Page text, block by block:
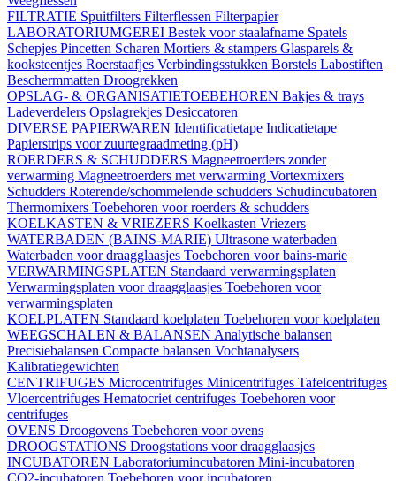
FILTRATIE Spuitfilters Filterflessen Filterpapier
LABORATORIUMGEREI Bestek voor staalafname Spatels
Schepjes Pincetten Scharen Mortiers & stampers Glasparels &
kooksteentjes Roerstaafjes Verbindingsstukken Borstels Labostiften
Beschermmatten Droogrekken
OPSLAG- & ORGANISATIETOEBEHOREN Bakjes & trays
Ladeverdelers Opslagrekjes Desiccatoren
DIVERSE PAPIERWAREN Identificatietape Indicatietape
Papierstrips voor zuurtegraadmeting (pH)
ROERDERS & SCHUDDERS Magneetroerders zonder
verwarming Magneetroerders met verwarming Vortexmixers
Schudders Roterende/schommelende schudders Schudincubatoren
Thermomixers Toebehoren voor roerders & schudders
KOELKASTEN & VRIEZERS Koelkasten Vriezers
WATERBADEN (BAINS-MARIE) Ultrasone waterbaden
Waterbaden voor draagglaasjes Toebehoren voor bains-marie
VERWARMINGSPLATEN Standaard verwarmingsplaten
Verwarmingsplaten voor draagglaasjes Toebehoren voor
verwarmingsplaten
KOELPLATEN Standaard koelplaten Toebehoren voor koelplaten
WEEGSCHALEN & BALANSEN Analytische balansen
Precisiebalansen Compacte balansen Vochtanalysers
Kalibratiegewichten
CENTRIFUGES Microcentrifuges Minicentrifuges Tafelcentrifuges
Vloercentrifuges Hematocriet centrifuges Toebehoren voor
centrifuges
OVENS Droogovens Toebehoren voor ovens
DROOGSTATIONS Droogstations voor draagglaasjes
INCUBATOREN Laboratoriumincubatoren Mini-incubatoren